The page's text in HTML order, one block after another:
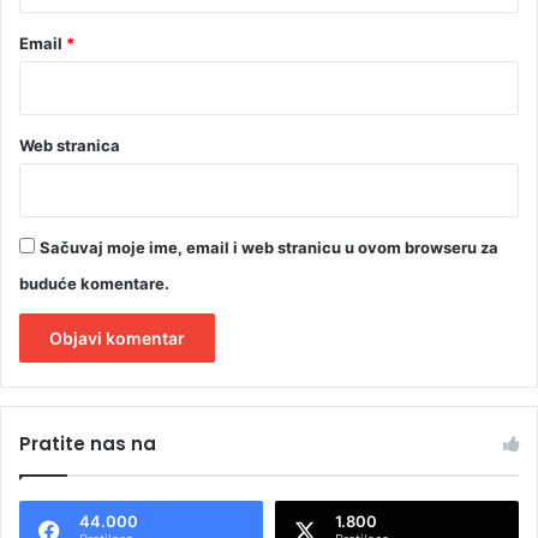
Email *
Web stranica
Sačuvaj moje ime, email i web stranicu u ovom browseru za
buduće komentare.
tPratite nas na
44.000 1.800